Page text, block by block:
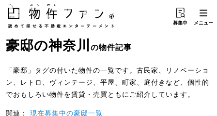
募集中 メニュー
豪邸の神奈川の物件記事
「豪邸」タグの付いた物件の一覧です。古民家、リノベーショ
ン、レトロ、ヴィンテージ、平屋、町家、庭付きなど、個性的
でおもしろい物件を賃貸・売買ともにご紹介しています。
関連： 現在募集中の豪邸一覧